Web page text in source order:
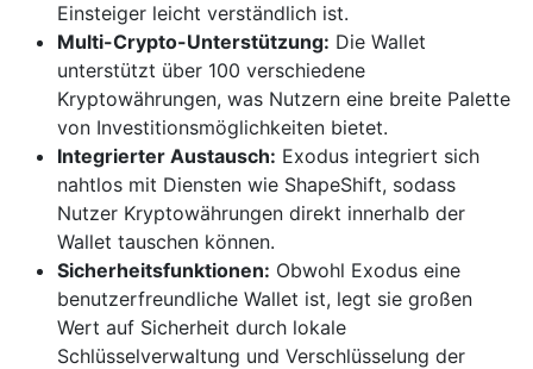
Einsteiger leicht verständlich ist.
Multi-Crypto-Unterstützung: Die Wallet
unterstützt über 100 verschiedene
Kryptowährungen, was Nutzern eine breite Palette
von Investitionsmöglichkeiten bietet.
Integrierter Austausch: Exodus integriert sich
nahtlos mit Diensten wie ShapeShift, sodass
Nutzer Kryptowährungen direkt innerhalb der
Wallet tauschen können.
Sicherheitsfunktionen: Obwohl Exodus eine
benutzerfreundliche Wallet ist, legt sie großen
Wert auf Sicherheit durch lokale
Schlüsselverwaltung und Verschlüsselung der